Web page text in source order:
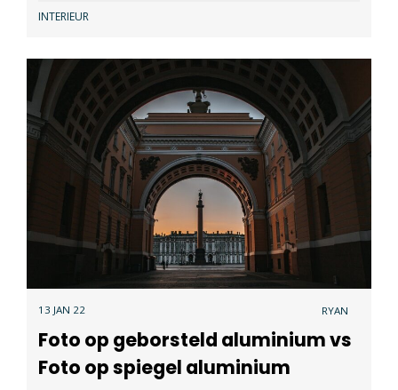
INTERIEUR
13 JAN 22 RYAN
Foto op geborsteld aluminium vs
Foto op spiegel aluminium